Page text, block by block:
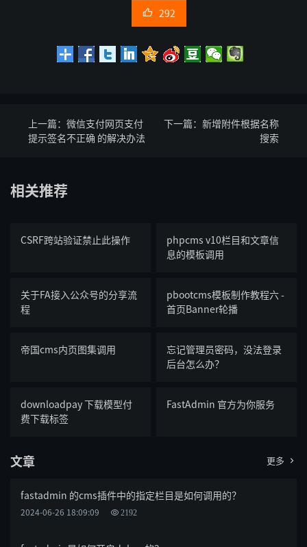
 292
上一篇： 微信支付网页支付
提示签名不正确 的解决办法
下一篇： 新增附件根据名称
搜索
相关推荐
CSRF跨站验证禁止此操作
phpcms v10栏目和文章信
息的模板调用
关于FA接入公众号的分享流
程
pbootcms模板制作教程六 -
首页Banner轮播
帝国cms内页图集调用
忘记管理员密码，没法登录
后台怎么办？
downloadpay 下载模型付
费下载标签
FastAdmin 官方为你服务
文章 更多 
fastadmin 的cms插件中的指定栏目是如何调用的？
2024-06-26 18:09:09 2192